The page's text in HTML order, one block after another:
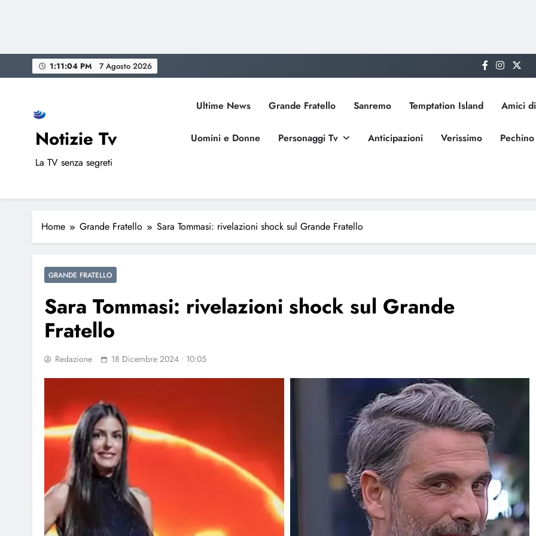
to
1:11:05 PM 7 Agosto 2026
Notizie Tv
La TV senza segreti
Ultime News Grande Fratello Sanremo Temptation Island Amici
Uomini e Donne Personaggi Tv Anticipazioni Verissimo
Home Grande Fratello Sara Tommasi: rivelazioni shock sul Grande Fratello
GRANDE FRATELLO
Sara Tommasi: rivelazioni shock sul Grande
Fratello
Redazione 18 Dicembre 2024 • 10:05